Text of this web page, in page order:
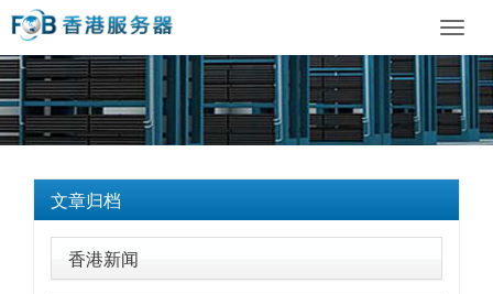
文章归档
香港新闻